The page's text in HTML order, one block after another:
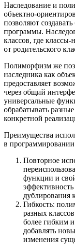
Наследование и
объектно-
позволяют
программы.
классов, где
от родительского
Полиморфизм же
наследника как
предоставляет
через общий
универсальные
обрабатывать
конкретной
Преимущества
в
Повторное
функции и
дублирования
Гибкость:
разных
более гибким
добавлять
изменения